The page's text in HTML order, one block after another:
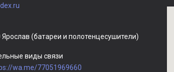
(батареи и полотенцесушители)
wa.me/77051969660